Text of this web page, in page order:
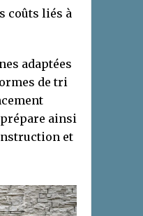
coûts liés à
adaptées
de tri
ainsi
et